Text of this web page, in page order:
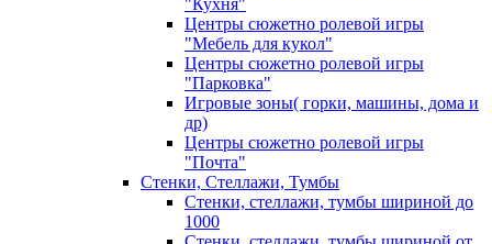
Центры сюжетно ролевой игры
"Мебель для кукол"
Центры сюжетно ролевой игры
"Парковка"
Игровые зоны( горки, машины, дома и
др)
Центры сюжетно ролевой игры
"Почта"
Стенки, Стеллажи, Тумбы
Стенки, стеллажи, тумбы шириной до
1000